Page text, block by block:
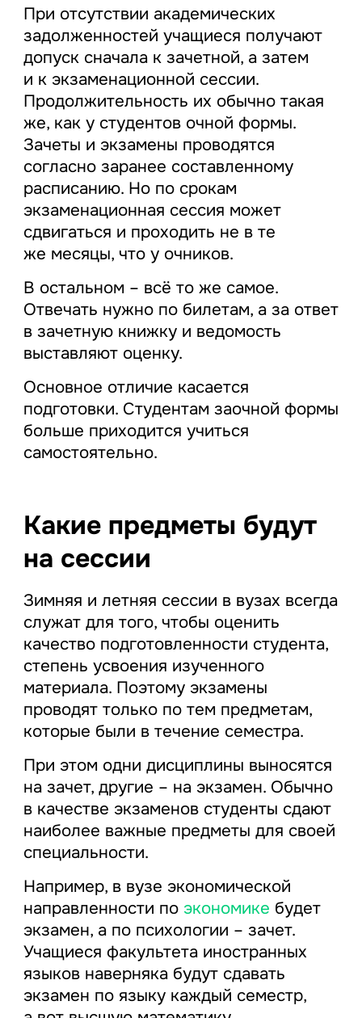
При отсутствии академических
задолженностей учащиеся получают
допуск сначала к зачетной, а затем
и к экзаменационной сессии.
Продолжительность их обычно такая
же, как у студентов очной формы.
Зачеты и экзамены проводятся
согласно заранее составленному
расписанию. Но по срокам
экзаменационная сессия может
сдвигаться и проходить не в те
же месяцы, что у очников.
В остальном – всё то же самое.
Отвечать нужно по билетам, а за ответ
в зачетную книжку и ведомость
выставляют оценку.
Основное отличие касается
подготовки. Студентам заочной формы
больше приходится учиться
самостоятельно.
Какие предметы будут
на сессии
Зимняя и летняя сессии в вузах всегда
служат для того, чтобы оценить
качество подготовленности студента,
степень усвоения изученного
материала. Поэтому экзамены
проводят только по тем предметам,
которые были в течение семестра.
При этом одни дисциплины выносятся
на зачет, другие – на экзамен. Обычно
в качестве экзаменов студенты сдают
наиболее важные предметы для своей
специальности.
Например, в вузе экономической
направленности по экономике будет
экзамен, а по психологии – зачет.
Учащиеся факультета иностранных
языков наверняка будут сдавать
экзамен по языку каждый семестр,